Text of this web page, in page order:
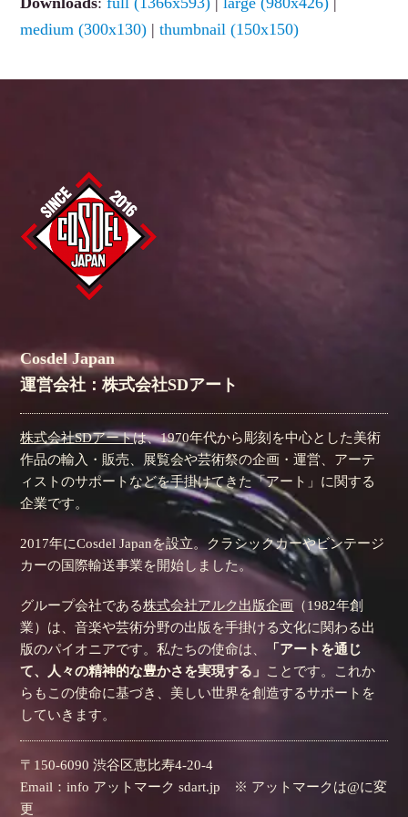
medium (300x130) |thumbnail (150x150)
Cosdel Japan
運営会社：株式会社SDアート
株式会社SDアートは、1970年代から彫刻を中心とした美術
作品の輸入・販売、展覧会や芸術祭の企画・運営、アーテ
ィストのサポートなどを手掛けてきた「アート」に関する
企業です。
2017年にCosdel Japanを設立。クラシックカーやビンテージ
カーの国際輸送事業を開始しました。
グループ会社である株式会社アルク出版企画 （1982年創
業）は、音楽や芸術分野の出版を手掛ける文化に関わる出
版のパイオニアです。私たちの使命は、
「アートを通じ
て、人々の精神的な豊かさを実現する」 ことです。これか
らもこの使命に基づき、美しい世界を創造するサポートを
していきます。
〒150-6090 渋谷区恵比寿4-20-4
Email：info アットマーク sdart.jp ※ アットマークは@に変
更